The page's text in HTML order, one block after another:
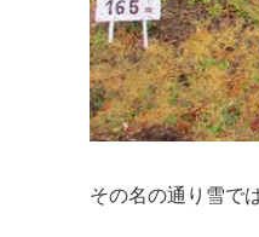
その名の通り雪で